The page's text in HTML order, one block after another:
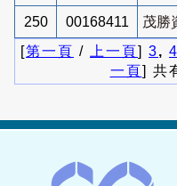
250 00168411
茂勝
[第一頁 / 上一頁] 3, 4
一頁] 共